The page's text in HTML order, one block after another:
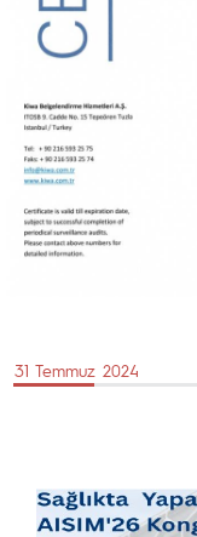
31 Temmuz 2024